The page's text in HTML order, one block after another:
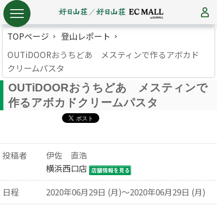
TOPページ
登山レポート
OUTiDOORおうちどあ メスティンで作るアボカド
クリームパスタ
OUTiDOORおうちどあ メスティンで
作るアボカドクリームパスタ
投稿者
伊佐 直浩
横浜西口店
日程
2020年06月29日 (月)～2020年06月29日 (月)